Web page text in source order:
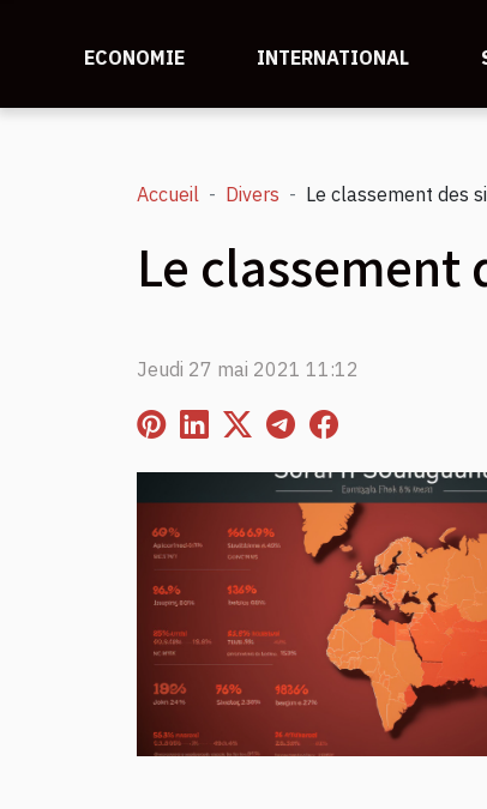
ECONOMIE INTERNATIONAL
Accueil Divers Le classement des
Le classement
Jeudi 27 mai 2021 11:12